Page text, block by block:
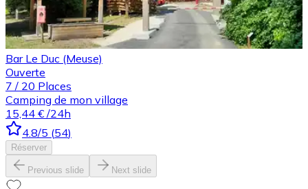
Bar Le Duc (Meuse)
Ouverte
7 / 20 Places
Camping de mon village
15,44 € /24h
4.8/5 (54)
Réserver
Previous slide Next slide